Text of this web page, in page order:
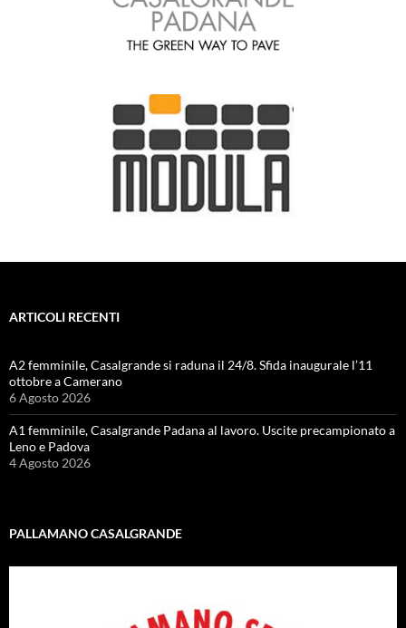
ARTICOLI RECENTI
A2 femminile, Casalgrande si raduna il 24/8. Sfida inaugurale l’11
ottobre a Camerano
6 Agosto 2026
A1 femminile, Casalgrande Padana al lavoro. Uscite precampionato a
Leno e Padova
4 Agosto 2026
PALLAMANO CASALGRANDE